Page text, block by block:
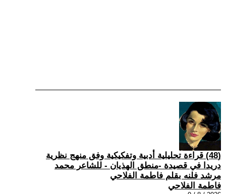
(48) قراءة تحليلية أدبية وتفكيكية وفق منهج نظرية
دريدا في قصيدة -منطق الهذيان - للشاعر محمد
مرشد فلنه بقلم فاطمة الفلاحي
فاطمة الفلاحي